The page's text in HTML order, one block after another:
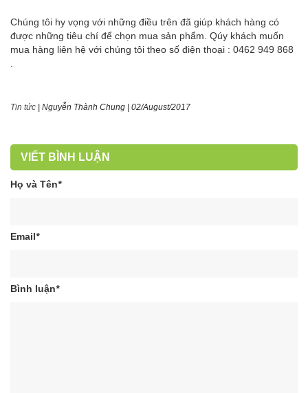
Chúng tôi hy vọng với những điều trên đã giúp khách hàng có
được những tiêu chí để chọn mua sản phẩm. Qúy khách muốn
mua hàng liên hệ với chúng tôi theo số điện thoại : 0462 949 868
.
Tin tức Nguyễn Thành Chung 02/August/2017
VIẾT BÌNH LUẬN
Họ và Tên*
Email*
Bình luận*